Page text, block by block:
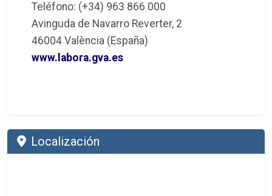
Teléfono: (+34) 963 866 000
Avinguda de Navarro Reverter, 2
46004 València (España)
www.labora.gva.es
Localización